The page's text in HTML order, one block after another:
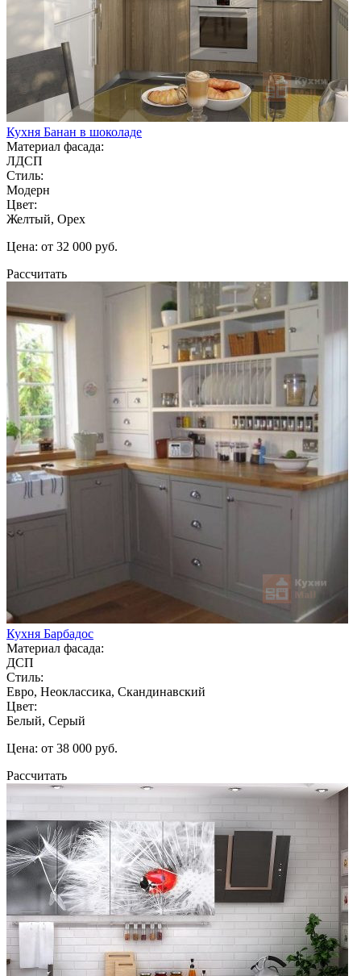
Кухня Банан в шоколаде
Материал фасада:
ЛДСП
Стиль:
Модерн
Цвет:
Желтый, Орех
Цена: от 32 000 руб.
Рассчитать
Кухня Барбадос
Материал фасада:
ДСП
Стиль:
Евро, Неоклассика, Скандинавский
Цвет:
Белый, Серый
Цена: от 38 000 руб.
Рассчитать